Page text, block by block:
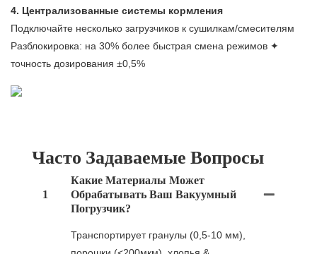
4. Централизованные системы кормления
Подключайте несколько загрузчиков к сушилкам/смесителям
Разблокировка: на 30% более быстрая смена режимов ✦
точность дозирования ±0,5%
Часто Задаваемые Вопросы
1
Какие Материалы Может
Обрабатывать Ваш Вакуумный
Погрузчик?
Транспортирует гранулы (0,5-10 мм),